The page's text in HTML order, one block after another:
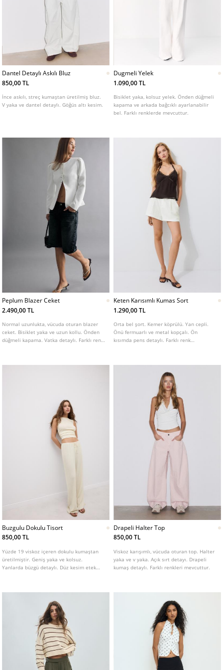
Dantel Detaylı Askılı Bluz
850,00 TL
İnce askılı, streç kumaştan üretilmiş bluz.
V yaka ve dantel detaylı. Göğüs altı kesim.
Dugmeli Yelek
1.090,00 TL
Bisiklet yaka, kolsuz yelek. Önden düğmeli
kapama ve arkada bağcıklı ayarlanabilir
bel. Farklı renklerde mevcuttur.
Peplum Blazer Ceket
2.490,00 TL
Normal uzunlukta, vücuda oturan blazer
ceket. Bisiklet yaka ve uzun kollu. Önden
düğmeli kapama. Vatka detaylı. Farklı renk
Keten Karısımlı Kumas Sort
1.290,00 TL
Orta bel şort. Kemer köprülü. Yan cepli.
Önü fermuarlı ve metal kopçalı. Ön
kısımda pens detaylı. Farklı renk
Buzgulu Dokulu Tisort
850,00 TL
Yüzde 19 viskoz içeren dokulu kumaştan
üretilmiştir. Geniş yaka ve kolsuz.
Yanlarda büzgü detaylı. Düz kesim etek
Drapeli Halter Top
850,00 TL
Viskoz karışımlı, vücuda oturan top. Halter
yaka ve v yaka. Açık sırt detayı. Drapeli
kumaş detaylı. Farklı renkleri mevcuttur.